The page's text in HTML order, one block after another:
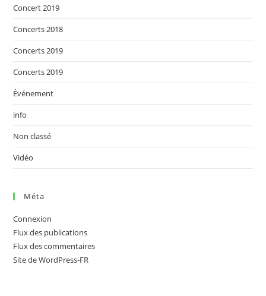
Concert 2019
Concerts 2018
Concerts 2019
Concerts 2019
Événement
info
Non classé
Vidéo
Méta
Connexion
Flux des publications
Flux des commentaires
Site de WordPress-FR